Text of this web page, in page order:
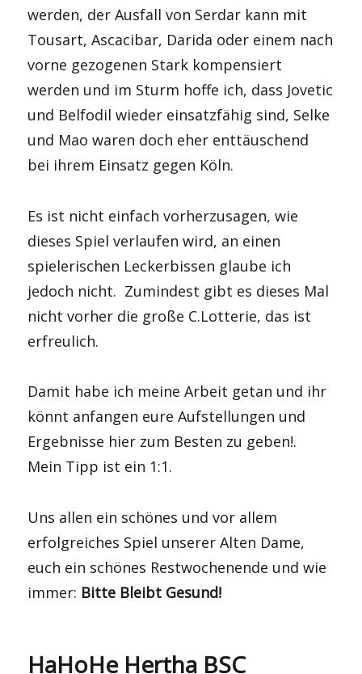
werden, der Ausfall von Serdar kann mit
Tousart, Ascacibar, Darida oder einem nach
vorne gezogenen Stark kompensiert
werden und im Sturm hoffe ich, dass Jovetic
und Belfodil wieder einsatzfähig sind, Selke
und Mao waren doch eher enttäuschend
bei ihrem Einsatz gegen Köln.
Es ist nicht einfach vorherzusagen, wie
dieses Spiel verlaufen wird, an einen
spielerischen Leckerbissen glaube ich
jedoch nicht. Zumindest gibt es dieses Mal
nicht vorher die große C.Lotterie, das ist
erfreulich.
Damit habe ich meine Arbeit getan und ihr
könnt anfangen eure Aufstellungen und
Ergebnisse hier zum Besten zu geben!.
Mein Tipp ist ein 1:1.
Uns allen ein schönes und vor allem
erfolgreiches Spiel unserer Alten Dame,
euch ein schönes Restwochenende und wie
immer: Bitte Bleibt Gesund!
HaHoHe Hertha BSC